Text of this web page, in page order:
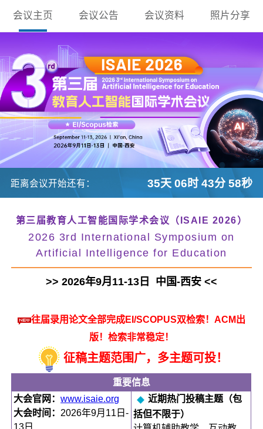
会议主页 会议公告 会议资料 照片分享
距离会议开始还有： 35天 06时 43分 57秒
第三届教育人工智能国际学术会议（ISAIE 2026）
2026 3rd International Symposium on
Artificial Intelligence for Education
>> 2026年9月11-13日 中国-西安 <<
往届录用论文全部完成EI/SCOPUS双检索！ACM出
版！检索非常稳定！
征稿主题范围广，多主题可投！
重要信息
大会官网：www.isaie.org
大会时间： 2026年9月11日-
近期热门投稿主题（包
括但不限于）